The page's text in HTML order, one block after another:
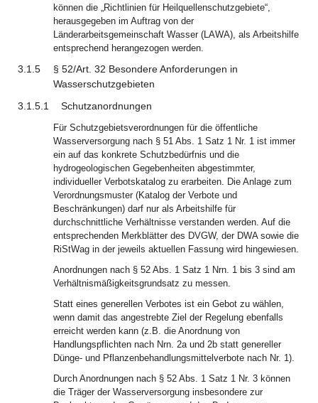
können die „Richtlinien für Heilquellenschutzgebiete“,
herausgegeben im Auftrag von der
Länderarbeitsgemeinschaft Wasser (LAWA), als Arbeitshilfe
entsprechend herangezogen werden.
3.1.5
§ 52/Art. 32 Besondere Anforderungen in
Wasserschutzgebieten
3.1.5.1
Schutzanordnungen
Für Schutzgebietsverordnungen für die öffentliche
Wasserversorgung nach § 51 Abs. 1 Satz 1 Nr. 1 ist immer
ein auf das konkrete Schutzbedürfnis und die
hydrogeologischen Gegebenheiten abgestimmter,
individueller Verbotskatalog zu erarbeiten. Die Anlage zum
Verordnungsmuster (Katalog der Verbote und
Beschränkungen) darf nur als Arbeitshilfe für
durchschnittliche Verhältnisse verstanden werden. Auf die
entsprechenden Merkblätter des DVGW, der DWA sowie die
RiStWag in der jeweils aktuellen Fassung wird hingewiesen.
Anordnungen nach § 52 Abs. 1 Satz 1 Nrn. 1 bis 3 sind am
Verhältnismäßigkeitsgrundsatz zu messen.
Statt eines generellen Verbotes ist ein Gebot zu wählen,
wenn damit das angestrebte Ziel der Regelung ebenfalls
erreicht werden kann (z.B. die Anordnung von
Handlungspflichten nach Nrn. 2a und 2b statt genereller
Dünge- und Pflanzenbehandlungsmittelverbote nach Nr. 1).
Durch Anordnungen nach § 52 Abs. 1 Satz 1 Nr. 3 können
die Träger der Wasserversorgung insbesondere zur